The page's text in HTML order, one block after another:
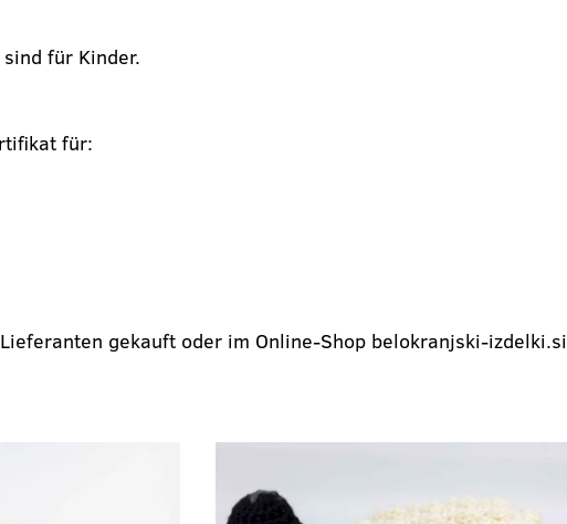
für Kinder.
für:
gekauft oder im Online-Shop belokranjski-izdelki.si